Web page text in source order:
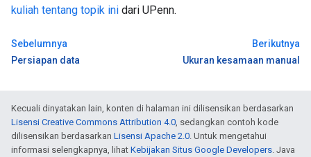
kuliah tentang topik ini dari UPenn.
Sebelumnya
Persiapan data
Berikutnya
Ukuran kesamaan manual
Kecuali dinyatakan lain, konten di halaman ini dilisensikan berdasarkan
Lisensi Creative Commons Attribution 4.0 , sedangkan contoh kode
dilisensikan berdasarkan Lisensi Apache 2.0 . Untuk mengetahui
informasi selengkapnya, lihat Kebijakan Situs Google Developers . Java